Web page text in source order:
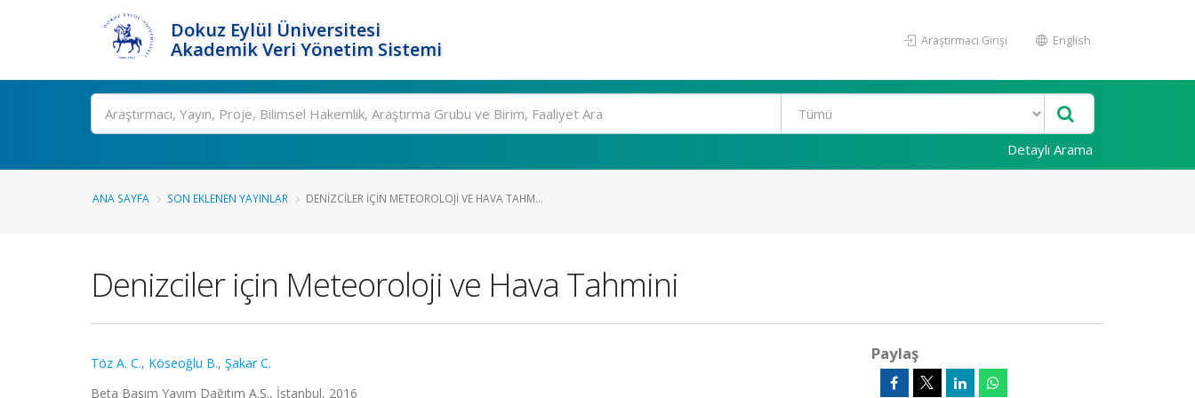
Dokuz Eylül Üniversitesi
Akademik Veri Yönetim Sistemi
Araştırmacı Girişi English
Ara
Detaylı Arama
ANA SAYFA SON EKLENEN YAYINLAR DENIZCILER IÇIN METEOROLOJI VE HAVA TAHM...
Denizciler için Meteoroloji ve Hava Tahmini
Töz A. C., Köseoğlu B., Şakar C.
Beta Basım Yayım Dağıtım A.Ş., İstanbul, 2016
Paylaş